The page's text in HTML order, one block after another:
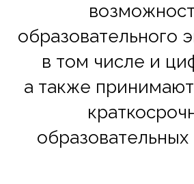
образовательного
в том числе и
а также